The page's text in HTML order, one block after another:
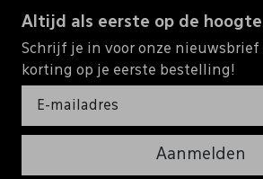
Altijd als eerste op de hoogte
Schrijf je in voor onze
korting op je eerste bestelling!
Aanmelden